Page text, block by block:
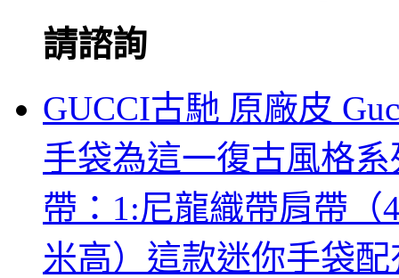
請諮詢
GUCCI古馳 原廠皮
手袋為這一復古風格
帶：1:尼龍織帶肩帶（
米高）這款迷你手袋